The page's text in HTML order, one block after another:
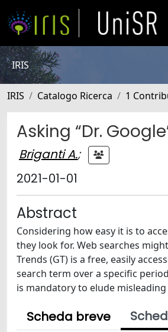
IRIS
IRIS Catalogo Ricerca 1
Asking “Dr.
Briganti A.;
2021-01-01
Abstract
Considering how easy it is to
they look for. Web searches
Trends (GT) is a free, easily
search term over a specific
is mandatory to elude
Scheda breve